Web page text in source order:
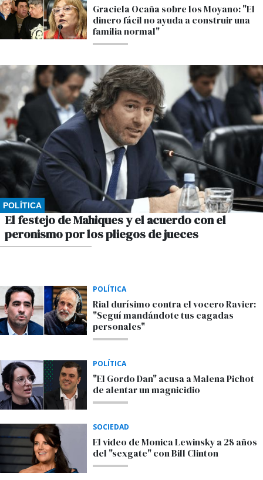
Graciela Ocaña sobre los Moyano: "El
dinero fácil no ayuda a construir una
familia normal"
POLÍTICA
El festejo de Mahiques y el acuerdo con el
peronismo por los pliegos de jueces
POLÍTICA
Rial durísimo contra el vocero Ravier:
"Seguí mandándote tus cagadas
personales"
POLÍTICA
"El Gordo Dan" acusa a Malena Pichot
de alentar un magnicidio
SOCIEDAD
El video de Monica Lewinsky a 28 años
del "sexgate" con Bill Clinton